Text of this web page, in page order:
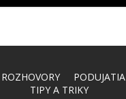
ROZHOVORY PODUJATIA
TIPY A TRIKY